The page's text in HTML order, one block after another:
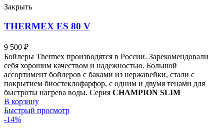
Закрыть
THERMEX ES 80 V
9 500 ₽
Бойлеры Thermex производятся в России. Зарекомендовали
себя хорошим качеством и надежностью. Большой
ассортимент бойлеров с баками из нержавейки, стали с
покрытием биостеклофарфор, с одним и двумя тенами для
быстроты нагрева воды. Серия CHAMPION SLIM
В корзину
Быстрый просмотр
-14%